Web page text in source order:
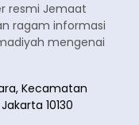
resmi Jemaat
ragam informasi
mengenai
Kecamatan
10130